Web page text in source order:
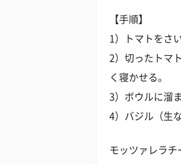
【手順】
1）トマトをさ
2）切ったトマ
く寝かせる。
3）ボウルに溜
4）バジル（生
モッツァレラチ